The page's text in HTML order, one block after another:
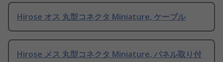
Hirose オス 丸型コネクタ Miniature, ケーブル
Hirose メス 丸型コネクタ Miniature, パネル取り付